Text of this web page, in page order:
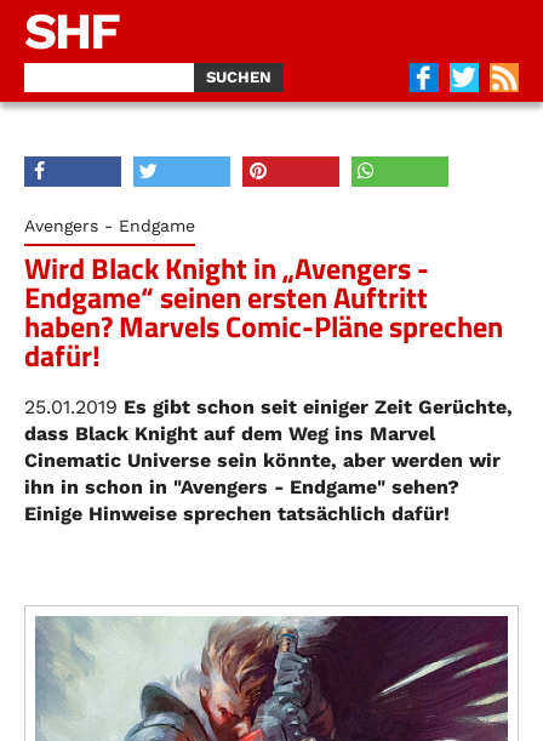
SHF
Avengers - Endgame
Wird Black Knight in „Avengers -
Endgame“ seinen ersten Auftritt
haben? Marvels Comic-Pläne sprechen
dafür!
25.01.2019 Es gibt schon seit einiger Zeit Gerüchte,
dass Black Knight auf dem Weg ins Marvel
Cinematic Universe sein könnte, aber werden wir
ihn in schon in "Avengers - Endgame" sehen?
Einige Hinweise sprechen tatsächlich dafür!